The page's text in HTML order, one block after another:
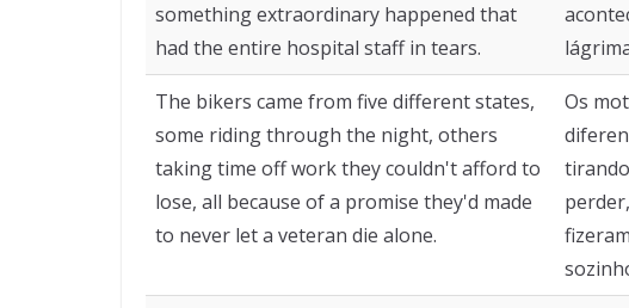
something extraordinary happened that
had the entire hospital staff in tears.
The bikers came from five different states,
some riding through the night, others
taking time off work they couldn't afford to
lose, all because of a promise they'd made
to never let a veteran die alone.
Os